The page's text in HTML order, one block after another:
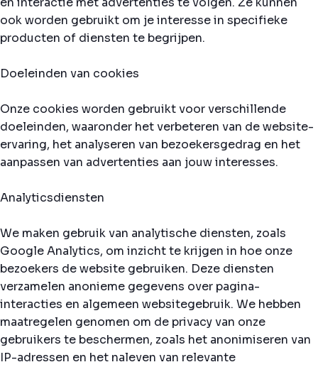
ook worden gebruikt om je interesse in specifieke
producten of diensten te begrijpen.
Doeleinden van cookies
Onze cookies worden gebruikt voor verschillende
doeleinden, waaronder het verbeteren van de website-
ervaring, het analyseren van bezoekersgedrag en het
aanpassen van advertenties aan jouw interesses.
Analyticsdiensten
We maken gebruik van analytische diensten, zoals
Google Analytics, om inzicht te krijgen in hoe onze
bezoekers de website gebruiken. Deze diensten
verzamelen anonieme gegevens over pagina-
interacties en algemeen websitegebruik. We hebben
maatregelen genomen om de privacy van onze
gebruikers te beschermen, zoals het anonimiseren van
IP-adressen en het naleven van relevante